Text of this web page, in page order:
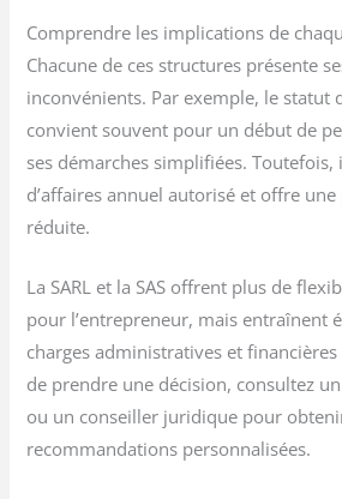
Comprendre les implications de
Chacune de ces structures présente
inconvénients. Par exemple, le statut
convient souvent pour un début de
ses démarches simplifiées.
d’affaires annuel autorisé et offre
réduite.
La SARL et la SAS offrent plus de
pour l’entrepreneur, mais entraînent
charges administratives et
de prendre une décision, consultez
ou un conseiller juridique pour
recommandations personnalisées.